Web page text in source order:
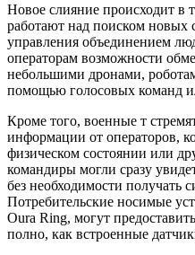
Новое слияние происходит
работают над поиском новых
управления объединением
операторам возможности
небольшими дронами,
помощью голосовых команд
Кроме того, военные т
информации от операторов,
физическом состоянии или
командиры могли сразу
без необходимости получать
Потребительские носимые
Oura Ring, могут
полно, как встроенные